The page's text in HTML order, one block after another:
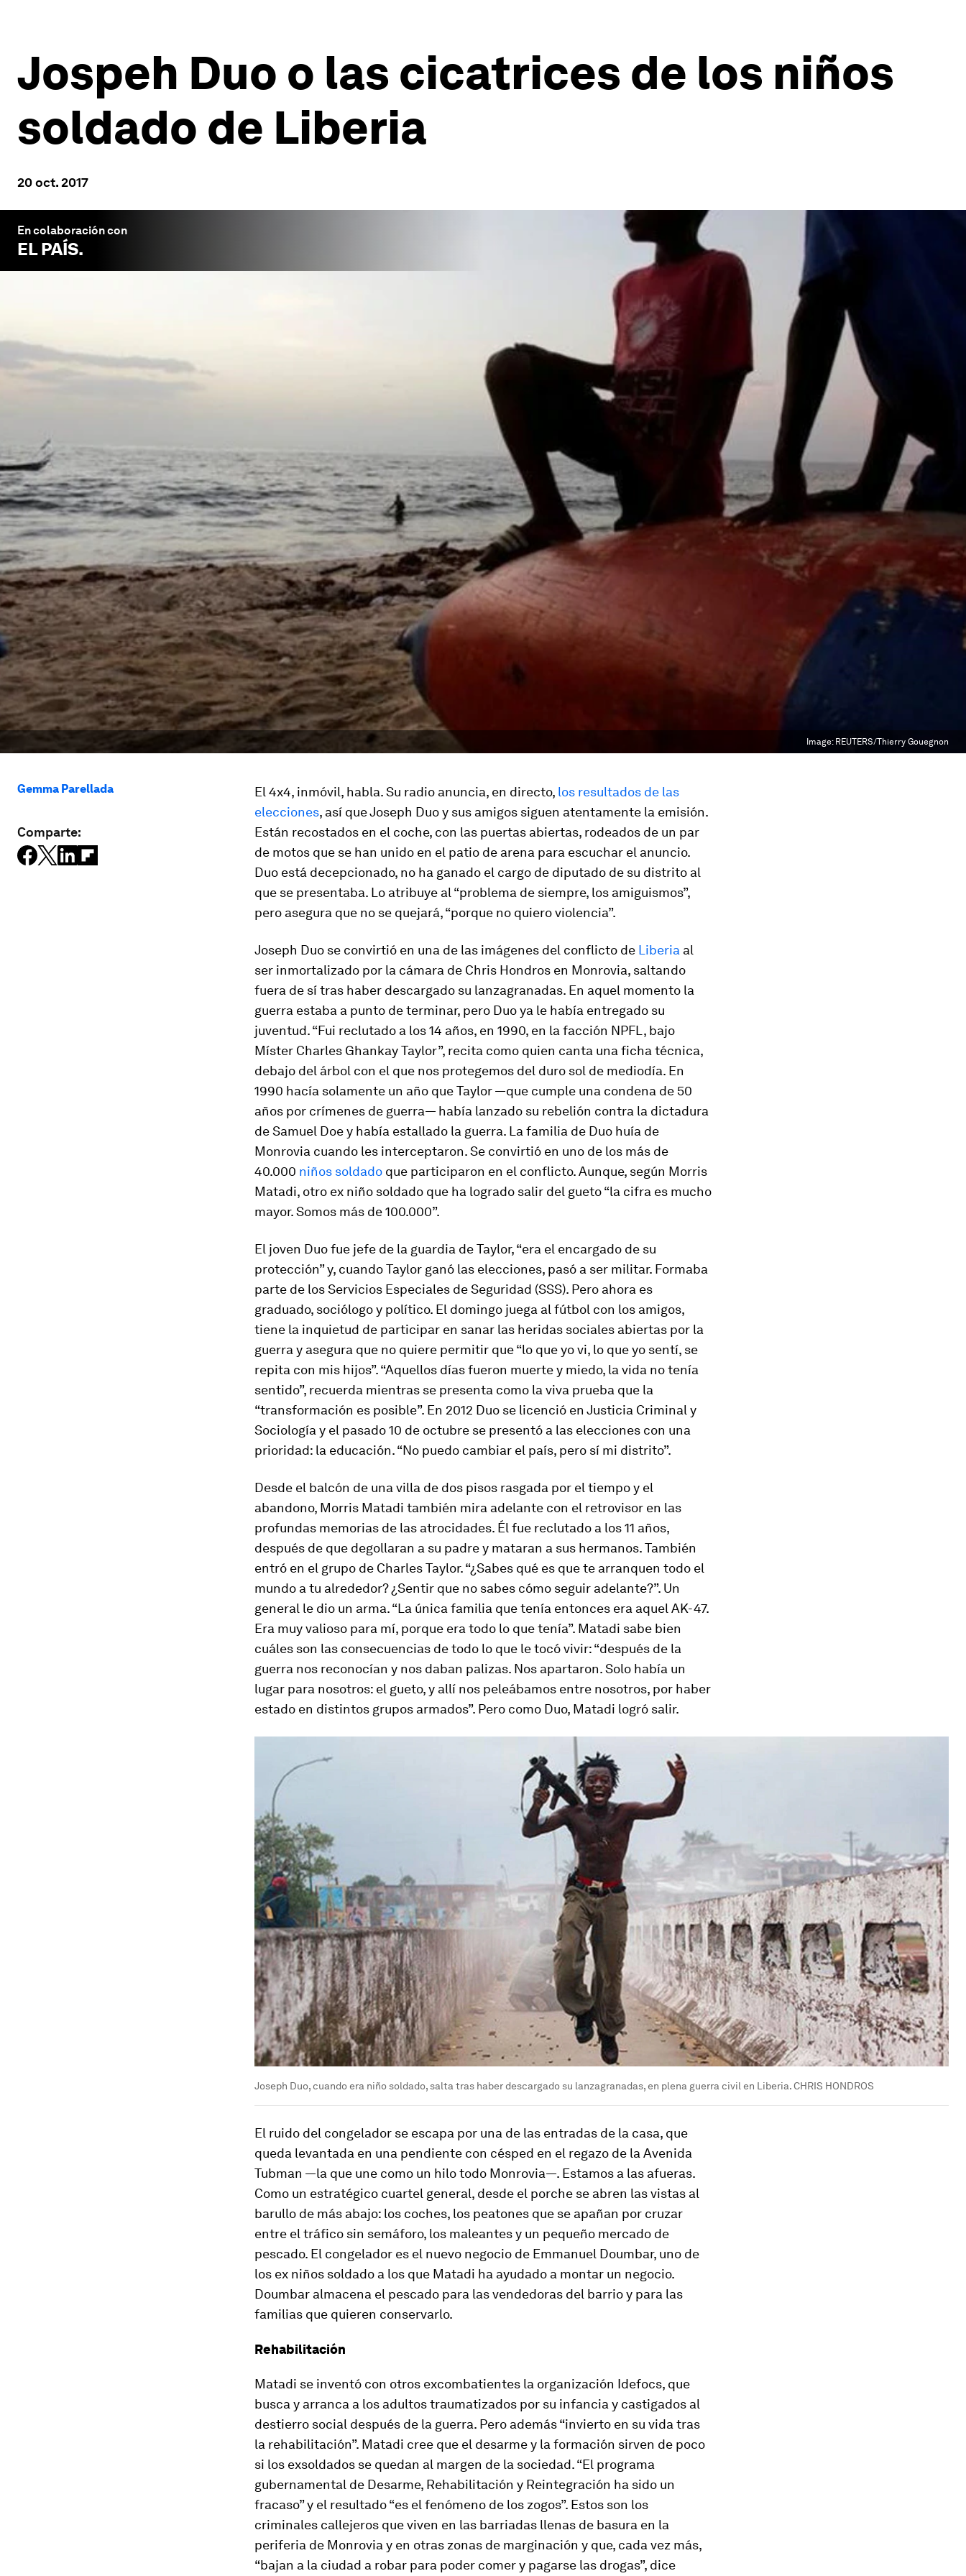
Jospeh Duo o las cicatrices de los niños
soldado de Liberia
20 oct. 2017
En colaboración con
EL PAÍS.
Image: REUTERS/Thierry Gouegnon
Gemma Parellada
Comparte:
El 4x4, inmóvil, habla. Su radio anuncia, en directo, los resultados de las
elecciones, así que Joseph Duo y sus amigos siguen atentamente la emisión.
Están recostados en el coche, con las puertas abiertas, rodeados de un par
de motos que se han unido en el patio de arena para escuchar el anuncio.
Duo está decepcionado, no ha ganado el cargo de diputado de su distrito al
que se presentaba. Lo atribuye al “problema de siempre, los amiguismos”,
pero asegura que no se quejará, “porque no quiero violencia”.
Joseph Duo se convirtió en una de las imágenes del conflicto de Liberia al
ser inmortalizado por la cámara de Chris Hondros en Monrovia, saltando
fuera de sí tras haber descargado su lanzagranadas. En aquel momento la
guerra estaba a punto de terminar, pero Duo ya le había entregado su
juventud. “Fui reclutado a los 14 años, en 1990, en la facción NPFL, bajo
Míster Charles Ghankay Taylor”, recita como quien canta una ficha técnica,
debajo del árbol con el que nos protegemos del duro sol de mediodía. En
1990 hacía solamente un año que Taylor —que cumple una condena de 50
años por crímenes de guerra— había lanzado su rebelión contra la dictadura
de Samuel Doe y había estallado la guerra. La familia de Duo huía de
Monrovia cuando les interceptaron. Se convirtió en uno de los más de
40.000 niños soldado que participaron en el conflicto. Aunque, según Morris
Matadi, otro ex niño soldado que ha logrado salir del gueto “la cifra es mucho
mayor. Somos más de 100.000”.
El joven Duo fue jefe de la guardia de Taylor, “era el encargado de su
protección” y, cuando Taylor ganó las elecciones, pasó a ser militar. Formaba
parte de los Servicios Especiales de Seguridad (SSS). Pero ahora es
graduado, sociólogo y político. El domingo juega al fútbol con los amigos,
tiene la inquietud de participar en sanar las heridas sociales abiertas por la
guerra y asegura que no quiere permitir que “lo que yo vi, lo que yo sentí, se
repita con mis hijos”. “Aquellos días fueron muerte y miedo, la vida no tenía
sentido”, recuerda mientras se presenta como la viva prueba que la
“transformación es posible”. En 2012 Duo se licenció en Justicia Criminal y
Sociología y el pasado 10 de octubre se presentó a las elecciones con una
prioridad: la educación. “No puedo cambiar el país, pero sí mi distrito”.
Desde el balcón de una villa de dos pisos rasgada por el tiempo y el
abandono, Morris Matadi también mira adelante con el retrovisor en las
profundas memorias de las atrocidades. Él fue reclutado a los 11 años,
después de que degollaran a su padre y mataran a sus hermanos. También
entró en el grupo de Charles Taylor. “¿Sabes qué es que te arranquen todo el
mundo a tu alrededor? ¿Sentir que no sabes cómo seguir adelante?”. Un
general le dio un arma. “La única familia que tenía entonces era aquel AK-47.
Era muy valioso para mí, porque era todo lo que tenía”. Matadi sabe bien
cuáles son las consecuencias de todo lo que le tocó vivir: “después de la
guerra nos reconocían y nos daban palizas. Nos apartaron. Solo había un
lugar para nosotros: el gueto, y allí nos peleábamos entre nosotros, por haber
estado en distintos grupos armados”. Pero como Duo, Matadi logró salir.
Joseph Duo, cuando era niño soldado, salta tras haber descargado su lanzagranadas, en plena guerra civil en Liberia. CHRIS HONDROS
El ruido del congelador se escapa por una de las entradas de la casa, que
queda levantada en una pendiente con césped en el regazo de la Avenida
Tubman —la que une como un hilo todo Monrovia—. Estamos a las afueras.
Como un estratégico cuartel general, desde el porche se abren las vistas al
barullo de más abajo: los coches, los peatones que se apañan por cruzar
entre el tráfico sin semáforo, los maleantes y un pequeño mercado de
pescado. El congelador es el nuevo negocio de Emmanuel Doumbar, uno de
los ex niños soldado a los que Matadi ha ayudado a montar un negocio.
Doumbar almacena el pescado para las vendedoras del barrio y para las
familias que quieren conservarlo.
Rehabilitación
Matadi se inventó con otros excombatientes la organización Idefocs, que
busca y arranca a los adultos traumatizados por su infancia y castigados al
destierro social después de la guerra. Pero además “invierto en su vida tras
la rehabilitación”. Matadi cree que el desarme y la formación sirven de poco
si los exsoldados se quedan al margen de la sociedad. “El programa
gubernamental de Desarme, Rehabilitación y Reintegración ha sido un
fracaso” y el resultado “es el fenómeno de los zogos”. Estos son los
criminales callejeros que viven en las barriadas llenas de basura en la
periferia de Monrovia y en otras zonas de marginación y que, cada vez más,
“bajan a la ciudad a robar para poder comer y pagarse las drogas”, dice